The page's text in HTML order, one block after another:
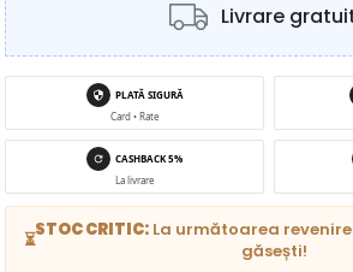
Livrare
PLATĂ SIGURĂ
Card • Rate
CASHBACK 5%
La livrare
⏳STOC CRITIC: La următoarea
găsești!